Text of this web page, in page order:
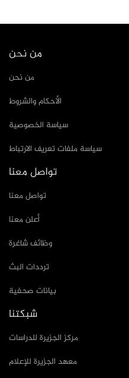
من نحن
من نحن
الأحكام والشروط
سياسة الخصوصية
سياسة ملفات تعريف الارتباط
تواصل معنا
تواصل معنا
أعلن معنا
وظائف شاغرة
ترددات البث
بيانات صحفية
شبكتنا
مركز الجزيرة للدراسات
معهد الجزيرة للإعلام